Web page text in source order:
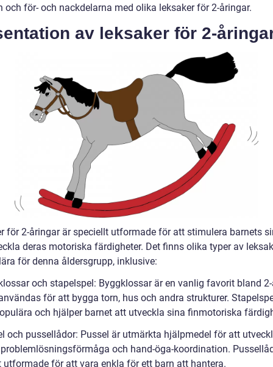
och för- och nackdelarna med olika leksaker för 2-åringar.
av leksaker för 2-
för 2-åringar är speciellt utformade för att stimulera barnets
deras motoriska färdigheter. Det finns olika typer av
för denna åldersgrupp, inklusive:
och stapelspel: Byggklossar är en vanlig favorit bland
för att bygga torn, hus och andra strukturer.
och hjälper barnet att utveckla sina finmotoriska
och pussellådor: Pussel är utmärkta hjälpmedel för att
och hand-öga-koordination.
utformade för att vara enkla för ett barn att hantera.